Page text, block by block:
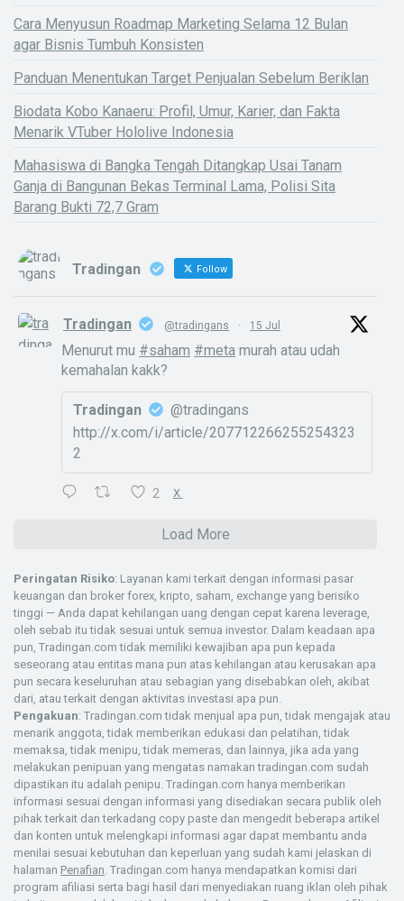
Cara Menyusun Roadmap Marketing Selama 12 Bulan
agar Bisnis Tumbuh Konsisten
Panduan Menentukan Target Penjualan Sebelum Beriklan
Biodata Kobo Kanaeru: Profil, Umur, Karier, dan Fakta
Menarik VTuber Hololive Indonesia
Mahasiswa di Bangka Tengah Ditangkap Usai Tanam
Ganja di Bangunan Bekas Terminal Lama, Polisi Sita
Barang Bukti 72,7 Gram
Tradingan Follow
Tradingan @tradingans · 15 Jul
Menurut mu #saham #meta murah atau udah
kemahalan kakk?
Tradingan
@tradingans
http://x.com/i/article/207712266255254323
2
2 X
Load More
Peringatan Risiko: Layanan kami terkait dengan informasi pasar
keuangan dan broker forex, kripto, saham, exchange yang berisiko
tinggi — Anda dapat kehilangan uang dengan cepat karena leverage,
oleh sebab itu tidak sesuai untuk semua investor. Dalam keadaan apa
pun, Tradingan.com tidak memiliki kewajiban apa pun kepada
seseorang atau entitas mana pun atas kehilangan atau kerusakan apa
pun secara keseluruhan atau sebagian yang disebabkan oleh, akibat
dari, atau terkait dengan aktivitas investasi apa pun.
Pengakuan: Tradingan.com tidak menjual apa pun, tidak mengajak atau
menarik anggota, tidak memberikan edukasi dan pelatihan, tidak
memaksa, tidak menipu, tidak memeras, dan lainnya, jika ada yang
melakukan penipuan yang mengatas namakan tradingan.com sudah
dipastikan itu adalah penipu. Tradingan.com hanya memberikan
informasi sesuai dengan informasi yang disediakan secara publik oleh
pihak terkait dan terkadang copy paste dan mengedit beberapa artikel
dan konten untuk melengkapi informasi agar dapat membantu anda
menilai sesuai kebutuhan dan keperluan yang sudah kami jelaskan di
halaman Penafian . Tradingan.com hanya mendapatkan komisi dari
program afiliasi serta bagi hasil dari menyediakan ruang iklan oleh pihak